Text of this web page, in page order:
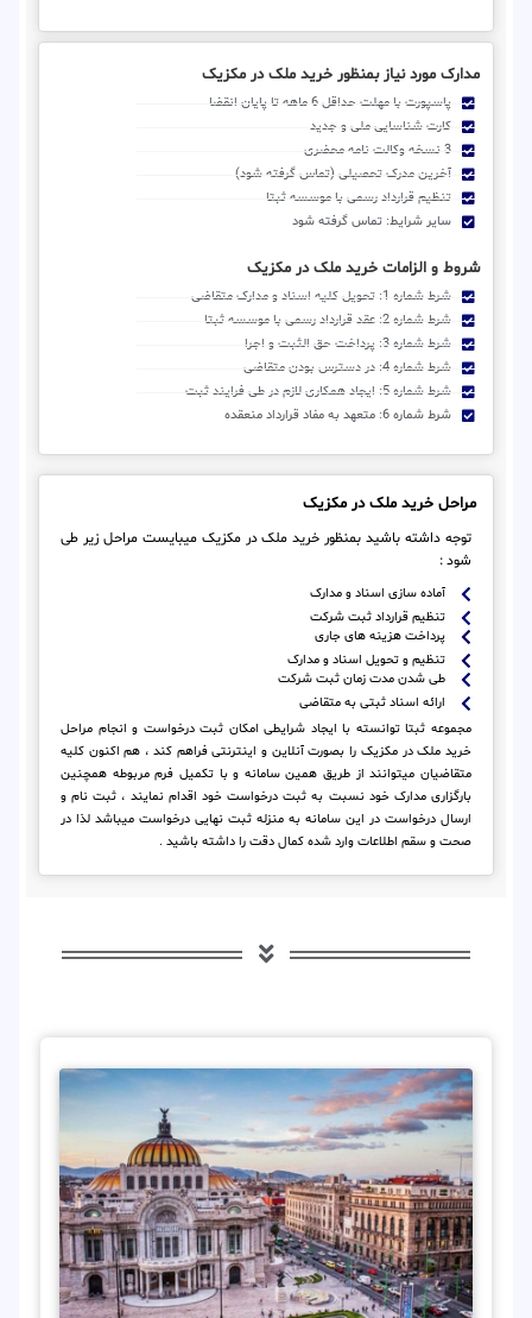
مدارک مورد نیاز بمنظور خرید ملک در مکزیک
پاسپورت با مهلت حداقل 6 ماهه تا پایان انقضا
کارت شناسایی ملی و جدید
3 نسخه وکالت نامه محضری
آخرین مدرک تحصیلی (تماس گرفته شود)
تنظیم قرارداد رسمی با موسسه ثبتا
سایر شرایط: تماس گرفته شود
شروط و الزامات خرید ملک در مکزیک
شرط شماره 1: تحویل کلیه اسناد و مدارک متقاضی
شرط شماره 2: عقد قرارداد رسمی با موسسه ثبتا
شرط شماره 3: پرداخت حق الثبت و اجرا
شرط شماره 4: در دسترس بودن متقاضی
شرط شماره 5: ایجاد همکاری لازم در طی فرایند ثبت
شرط شماره 6: متعهد به مفاد قرارداد منعقده
مراحل خرید ملک در مکزیک
توجه داشته باشید بمنظور خرید ملک در مکزیک میبایست مراحل زیر طی
شود :
آماده سازی اسناد و مدارک
تنظیم قرارداد ثبت شرکت
پرداخت هزینه های جاری
تنظیم و تحویل اسناد و مدارک
طی شدن مدت زمان ثبت شرکت
ارائه اسناد ثبتی به متقاضی
مجموعه ثبتا توانسته با ایجاد شرایطی امکان ثبت درخواست و انجام مراحل
خرید ملک در مکزیک را بصورت آنلاین و اینترنتی فراهم کند ، هم اکنون کلیه
متقاضیان میتوانند از طریق همین سامانه و با تکمیل فرم مربوطه همچنین
بارگزاری مدارک خود نسبت به ثبت درخواست خود اقدام نمایند ، ثبت نام و
ارسال درخواست در این سامانه به منزله ثبت نهایی درخواست میباشد لذا در
صحت و سقم اطلاعات وارد شده کمال دقت را داشته باشید .